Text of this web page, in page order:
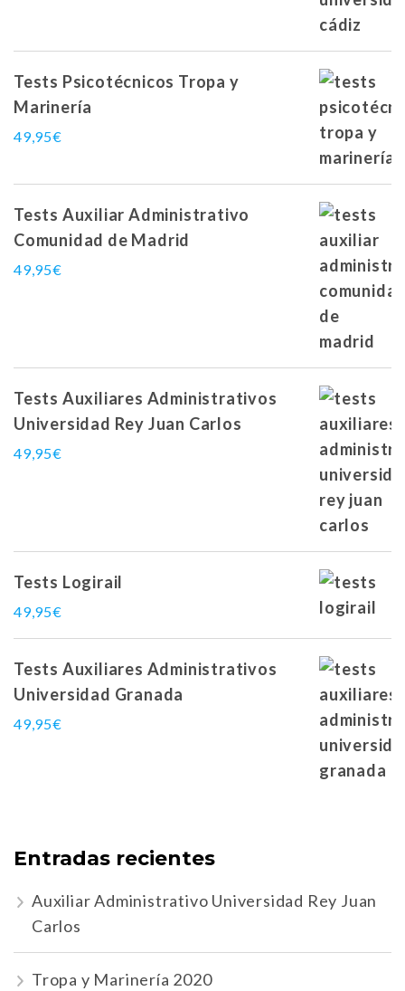
Tests Psicotécnicos Tropa y
Marinería
49,95€
Tests Auxiliar Administrativo
Comunidad de Madrid
49,95€
Tests Auxiliares Administrativos
Universidad Rey Juan Carlos
49,95€
Tests Logirail
49,95€
Tests Auxiliares Administrativos
Universidad Granada
49,95€
Entradas recientes
Auxiliar Administrativo Universidad Rey Juan
Carlos
Tropa y Marinería 2020